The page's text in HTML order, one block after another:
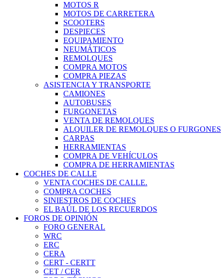
MOTOS R
MOTOS DE CARRETERA
SCOOTERS
DESPIECES
EQUIPAMIENTO
NEUMÁTICOS
REMOLQUES
COMPRA MOTOS
COMPRA PIEZAS
ASISTENCIA Y TRANSPORTE
CAMIONES
AUTOBUSES
FURGONETAS
VENTA DE REMOLQUES
ALQUILER DE REMOLQUES O FURGONES
CARPAS
HERRAMIENTAS
COMPRA DE VEHÍCULOS
COMPRA DE HERRAMIENTAS
COCHES DE CALLE
VENTA COCHES DE CALLE.
COMPRA COCHES
SINIESTROS DE COCHES
EL BAÚL DE LOS RECUERDOS
FOROS DE OPINIÓN
FORO GENERAL
WRC
ERC
CERA
CERT - CERTT
CET / CER